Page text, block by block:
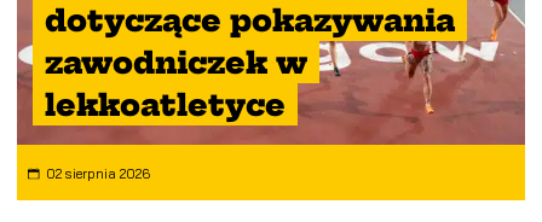
dotyczące pokazywania
zawodniczek w
lekkoatletyce
02 sierpnia 2026